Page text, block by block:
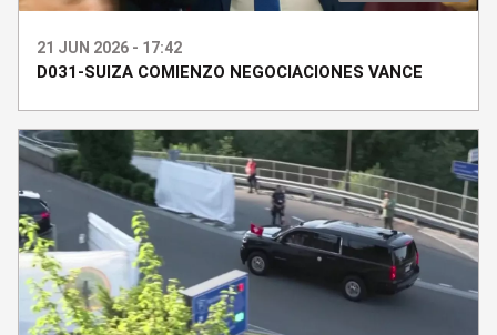
21 JUN 2026 - 17:42
D031-SUIZA COMIENZO NEGOCIACIONES VANCE